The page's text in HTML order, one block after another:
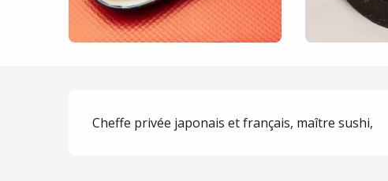
Description
Cheffe privée japonais et français, maître sushi,